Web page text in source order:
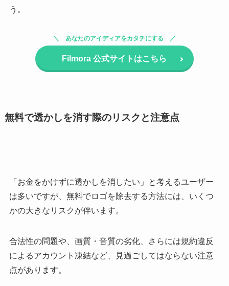
う。
あなたのアイディアをカタチにする
Filmora 公式サイトはこちら
無料で透かしを消す際のリスクと注意点
「お金をかけずに透かしを消したい」と考えるユーザー
は多いですが、無料でロゴを除去する方法には、いくつ
かの大きなリスクが伴います。
合法性の問題や、画質・音質の劣化、さらには規約違反
によるアカウント凍結など、見過ごしてはならない注意
点があります。